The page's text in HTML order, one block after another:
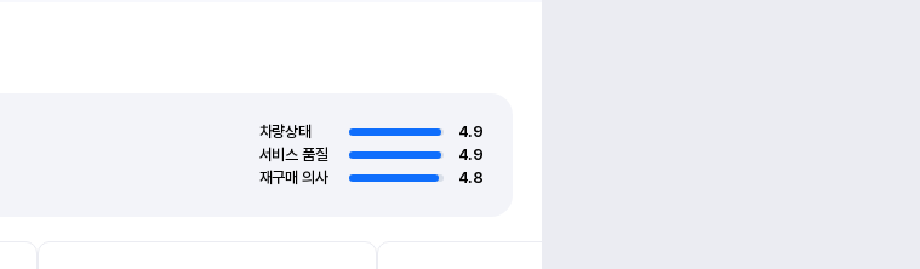
차량상태
4.9
서비스 품질
4.9
재구매 의사
4.8